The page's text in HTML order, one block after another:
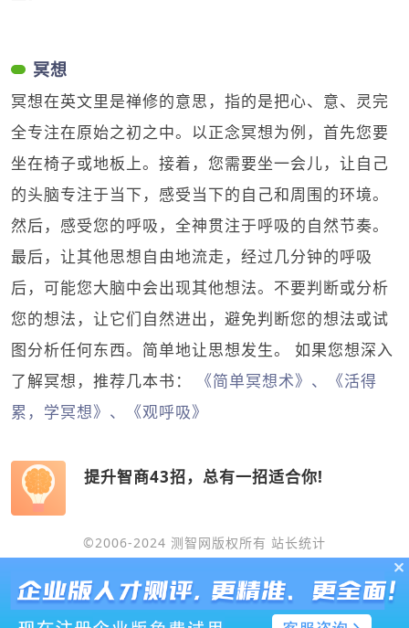
冥想
冥想在英文里是禅修的意思，指的是把心、意、灵完
全专注在原始之初之中。以正念冥想为例，首先您要
坐在椅子或地板上。接着，您需要坐一会儿，让自己
的头脑专注于当下，感受当下的自己和周围的环境。
然后，感受您的呼吸，全神贯注于呼吸的自然节奏。
最后，让其他思想自由地流走，经过几分钟的呼吸
后，可能您大脑中会出现其他想法。不要判断或分析
您的想法，让它们自然进出，避免判断您的想法或试
图分析任何东西。简单地让思想发生。 如果您想深入
了解冥想，推荐几本书：
《简单冥想术》、《活得
累，学冥想》、《观呼吸》
提升智商43招，总有一招适合你!
©2006-2024 测智网版权所有 站长统计